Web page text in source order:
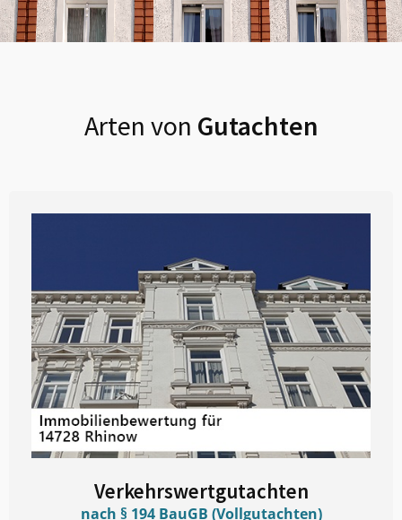
Arten von Gutachten
Verkehrswertgutachten
nach § 194 BauGB (Vollgutachten)